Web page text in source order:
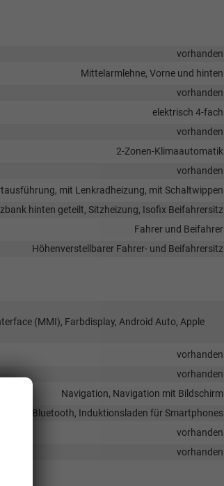
vorhanden
Mittelarmlehne, Vorne und hinten
vorhanden
elektrisch 4-fach
vorhanden
2-Zonen-Klimaautomatik
vorhanden
mit Lenkradheizung, mit Schaltwippen
hinten geteilt, Sitzheizung, Isofix Beifahrersitz
Fahrer und Beifahrer
Höhenverstellbarer Fahrer- und Beifahrersitz
(MMI), Farbdisplay, Android Auto, Apple
vorhanden
vorhanden
Navigation, Navigation mit Bildschirm
Bluetooth, Induktionsladen für Smartphones
vorhanden
vorhanden